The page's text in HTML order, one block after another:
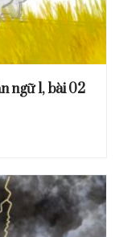
ngữ 1, bài 02